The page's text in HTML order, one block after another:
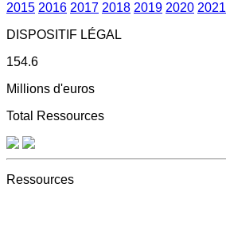
2015 2016 2017 2018 2019 2020 2021
DISPOSITIF LÉGAL
154.6
Millions d'euros
Total Ressources
Ressources